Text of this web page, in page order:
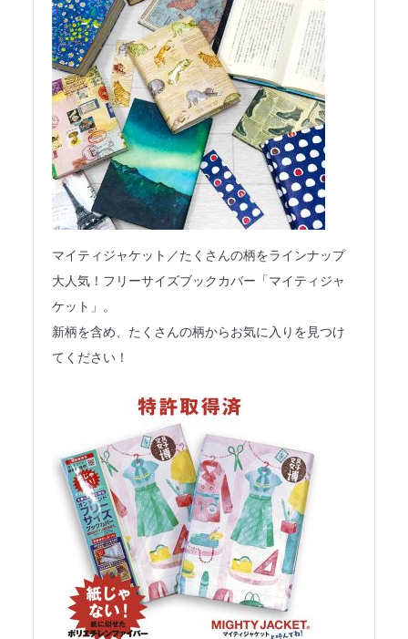
マイティジャケット／たくさんの柄をラインナップ
大人気！フリーサイズブックカバー「マイティジャ
ケット」。
新柄を含め、たくさんの柄からお気に入りを見つけ
てください！